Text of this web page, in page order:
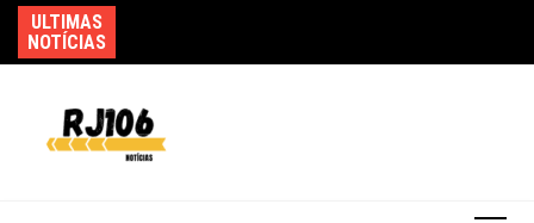
para
o
ULTIMAS
NOTÍCIAS